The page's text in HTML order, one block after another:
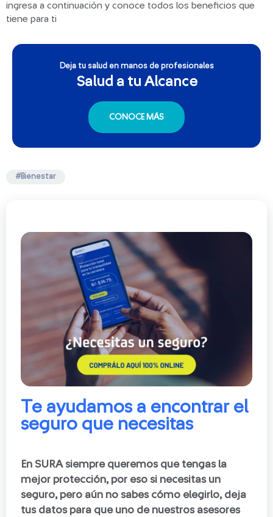
ingresa a continuación y conoce todos los beneficios que
tiene para ti
Deja tu salud en manos de profesionales
Salud a tu Alcance
CONOCE MÁS
#Bienestar
Te ayudamos a encontrar el
seguro que necesitas
En SURA siempre queremos que tengas la
mejor protección, por eso si necesitas un
seguro, pero aún no sabes cómo elegirlo, deja
tus datos para que uno de nuestros asesores